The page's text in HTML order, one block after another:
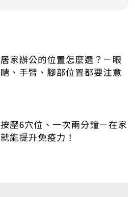
居家辦公的位置怎麼選？－眼
睛、手臂、腳部位置都要注意
按壓6穴位、一次兩分鐘－在家
就能提升免疫力！